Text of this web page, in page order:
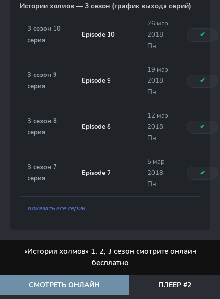
Истории холмов — 3 сезон (график выхода серий)
3 сезон 10
серия
Episode 10
26 мар
2018,
Пн
✔
3 сезон 9
серия
Episode 9
19 мар
2018,
Пн
✔
3 сезон 8
серия
Episode 8
12 мар
2018,
Пн
✔
3 сезон 7
серия
Episode 7
5 мар
2018,
Пн
✔
показать все серии
«Истории холмов» 1, 2, 3 сезон смотрите онлайн
бесплатно
СМОТРЕТЬ ОНЛАЙН ПЛЕЕР #2